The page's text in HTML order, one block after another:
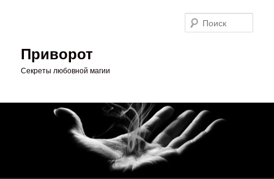
Приворот
Секреты любовной магии